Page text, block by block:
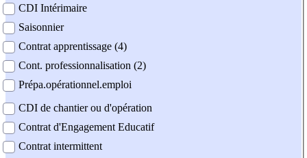
CDI Intérimaire
Saisonnier
Contrat apprentissage (4)
Cont. professionnalisation (2)
Prépa.opérationnel.emploi
CDI de chantier ou d'opération
Contrat d'Engagement Educatif
Contrat intermittent